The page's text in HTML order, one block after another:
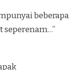
beberapa
seperenam…”